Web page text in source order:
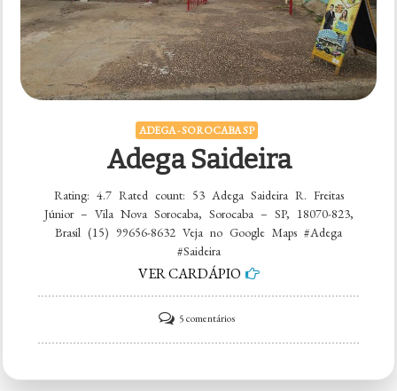
ADEGA - SOROCABA SP
Adega Saideira
Rating: 4.7 Rated count: 53 Adega Saideira R. Freitas
Júnior – Vila Nova Sorocaba, Sorocaba – SP, 18070-823,
Brasil (15) 99656-8632 Veja no Google Maps #Adega
#Saideira
VER CARDÁPIO
5 comentáriosem
Adega